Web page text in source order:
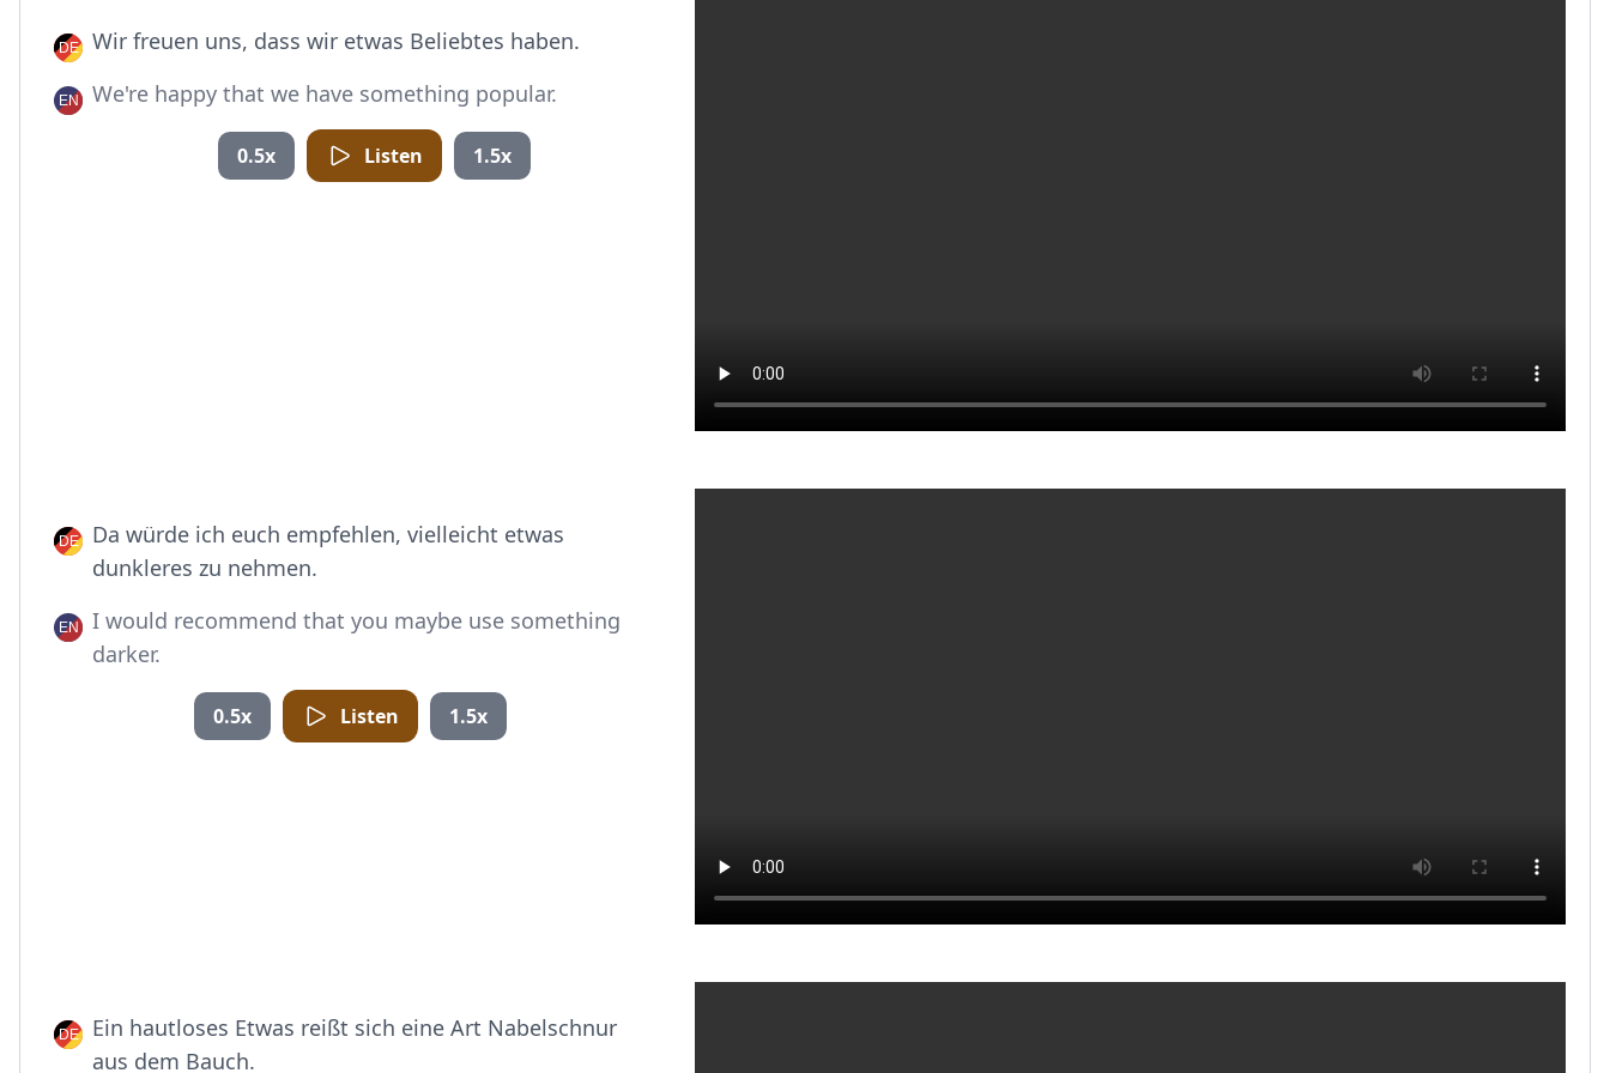
Wir freuen uns, dass wir etwas Beliebtes haben.
We're happy that we have something popular.
0.5x Listen 1.5x
Da würde ich euch empfehlen, vielleicht etwas
dunkleres zu nehmen.
I would recommend that you maybe use something
darker.
0.5x Listen 1.5x
Ein hautloses Etwas reißt sich eine Art Nabelschnur
aus dem Bauch.